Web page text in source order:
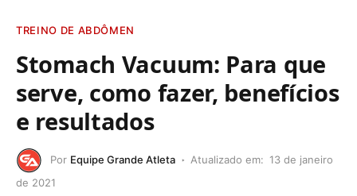
TREINO DE ABDÔMEN
Stomach Vacuum: Para que
serve, como fazer, benefícios
e resultados
Por Equipe Grande Atleta Atualizado em: 13 de janeiro
de 2021